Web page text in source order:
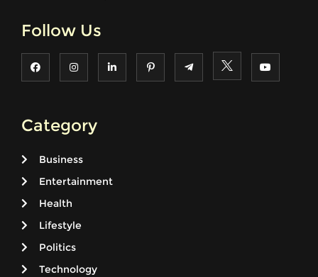
Follow Us
Category
Business
Entertainment
Health
Lifestyle
Politics
Technology